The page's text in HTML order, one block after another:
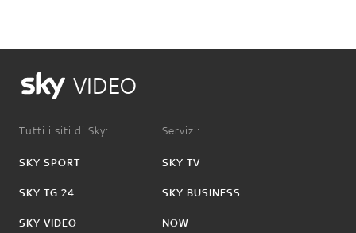
VIDEO
Tutti i siti di Sky:
SKY SPORT
SKY TG 24
SKY VIDEO
Servizi:
SKY TV
SKY BUSINESS
NOW